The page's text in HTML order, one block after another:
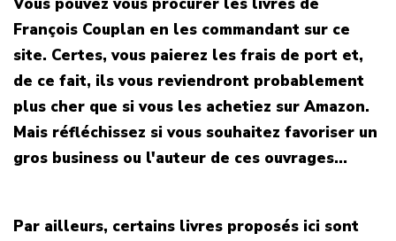
Vous pouvez vous procurer les livres de
François Couplan en les commandant sur ce
site. Certes, vous paierez les frais de port et,
de ce fait, ils vous reviendront probablement
plus cher que si vous les achetiez sur Amazon.
Mais réfléchissez si vous souhaitez favoriser un
gros business ou l'auteur de ces ouvrages...
Par ailleurs, certains livres proposés ici sont